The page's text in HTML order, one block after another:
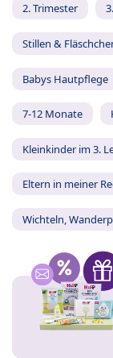
2. Trimester
Stillen &
Babys Hautpflege
7-12 Monate
Kleinkinder im 3.
Eltern in meiner
Wichteln,